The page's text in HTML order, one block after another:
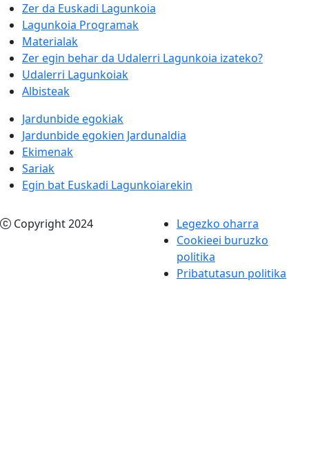
Zer da Euskadi Lagunkoia
Lagunkoia Programak
Materialak
Zer egin behar da Udalerri Lagunkoia izateko?
Udalerri Lagunkoiak
Albisteak
Jardunbide egokiak
Jardunbide egokien Jardunaldia
Ekimenak
Sariak
Egin bat Euskadi Lagunkoiarekin
Copyright 2024
Legezko oharra
Cookieei buruzko
politika
Pribatutasun politika